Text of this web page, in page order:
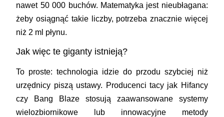
nawet 50 000 buchów. Matematyka jest nieubłagana:
żeby osiągnąć takie liczby, potrzeba znacznie więcej
niż 2 ml płynu.
Jak więc te giganty istnieją?
To proste: technologia idzie do przodu szybciej niż
urzędnicy piszą ustawy. Producenci tacy jak Hifancy
czy Bang Blaze stosują zaawansowane systemy
wielozbiornikowe lub innowacyjne metody